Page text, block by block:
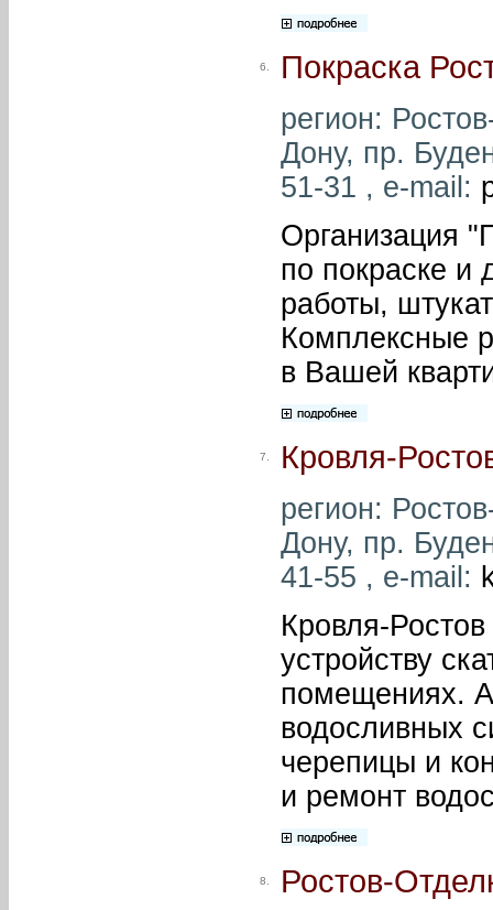
6. Покраска
регион:
Дону, пр.
51-31 , e-mail:
Организация
по покраске и
работы,
Комплексные
в Вашей
7. Кровля-
регион:
Дону, пр.
41-55 , e-mail:
Кровля-
устройству
помещениях.
водосливных
черепицы и
и ремонт
8. Ростов-